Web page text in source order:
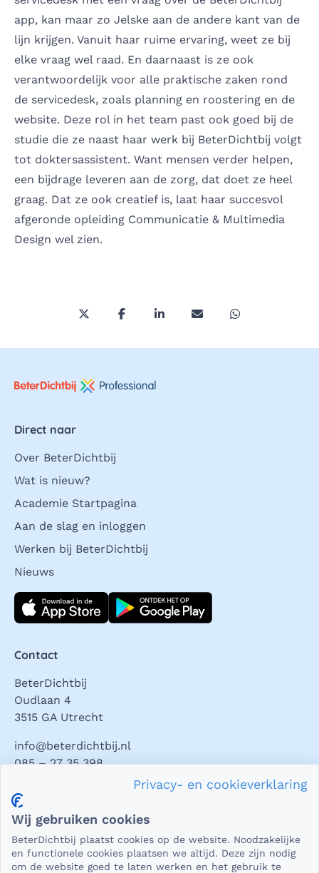
app, kan maar zo Jelske aan de andere kant van de
lijn krijgen. Vanuit haar ruime ervaring, weet ze bij
elke vraag wel raad. En daarnaast is ze ook
verantwoordelijk voor alle praktische zaken rond
de servicedesk, zoals planning en roostering en de
website. Deze rol in het team past ook goed bij de
studie die ze naast haar werk bij BeterDichtbij volgt
tot doktersassistent. Want mensen verder helpen,
een bijdrage leveren aan de zorg, dat doet ze heel
graag. Dat ze ook creatief is, laat haar succesvol
afgeronde opleiding Communicatie & Multimedia
Design wel zien.
Deel deze pagina via Twitter/X
Deel deze pagina op Facebook
Deel deze pagina op
Deel deze pagina via
Deel deze
Direct naar
Over BeterDichtbij
Wat is nieuw?
Academie Startpagina
Aan de slag en inloggen
Werken bij BeterDichtbij
Nieuws
Download direct
Contact
BeterDichtbij
Oudlaan 4
3515 GA Utrecht
info@beterdichtbij.nl
085 – 27 35 398
Privacy en veiligheid
essentieel dat die beveiligd worden uitgewisseld. En dat
die gegevens niet in verkeerde handen vallen. Daar kun je
Privacy- en cookieverklaring
Wij gebruiken cookies
BeterDichtbij plaatst cookies op de website. Noodzakelijke
en functionele cookies plaatsen we altijd. Deze zijn nodig
om de website goed te laten werken en het gebruik te